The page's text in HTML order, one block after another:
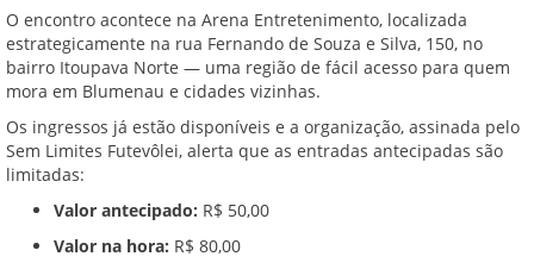
O encontro acontece na Arena Entretenimento, localizada
estrategicamente na rua Fernando de Souza e Silva, 150, no
bairro Itoupava Norte — uma região de fácil acesso para quem
mora em Blumenau e cidades vizinhas.
Os ingressos já estão disponíveis e a organização, assinada pelo
Sem Limites Futevôlei, alerta que as entradas antecipadas são
limitadas:
Valor antecipado: R$ 50,00
Valor na hora: R$ 80,00